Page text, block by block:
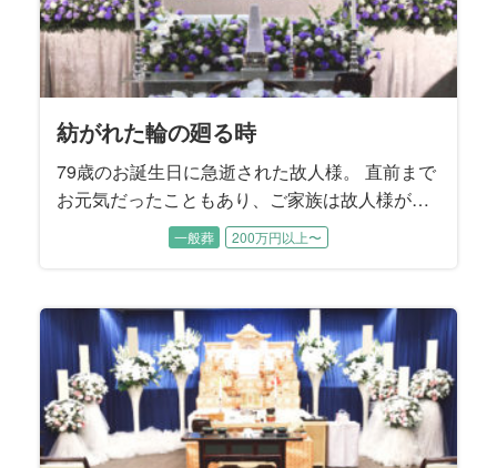
紡がれた輪の廻る時
79歳のお誕生日に急逝された故人様。 直前まで
お元気だったこともあり、ご家族は故人様が旅
立たれたことをまだ実感できないご様子でし
た。 性格が明るくて世話焼き、頼まれると嫌と
も信頼されていました。 ご家族に向ける愛情も
同じで、奥様やお子様方を様々な場面で支えて
こられたそうです。 そんな故人様への大きな感
謝を込めて、ご家族はしっかり送ってあげたい
とおっしゃいました。
一般葬 200万円以上〜